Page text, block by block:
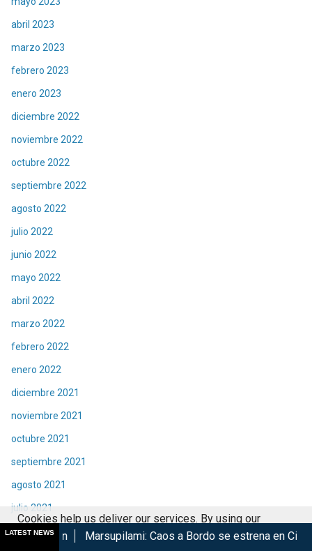
abril 2023
marzo 2023
febrero 2023
enero 2023
diciembre 2022
noviembre 2022
octubre 2022
septiembre 2022
agosto 2022
julio 2022
junio 2022
mayo 2022
abril 2022
marzo 2022
febrero 2022
enero 2022
diciembre 2021
noviembre 2021
octubre 2021
septiembre 2021
agosto 2021
julio 2021
junio 2021
LATEST NEWS Caos a Bordo se estrena en Cinépolis Harry
Cookies help us deliver our services. By using our
services, you agree to our use of cookies.
Got it